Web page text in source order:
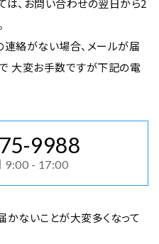
は、お問い合わせの翌日から2
絡がない場合、メールが届
大変お手数ですが下記の電
-9988
9:00 - 17:00
かないことが大変多くなって